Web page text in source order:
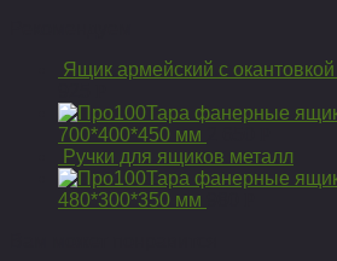
Ящик армейский с
700*400*450 мм
Ручки для ящиков металл
480*300*350 мм